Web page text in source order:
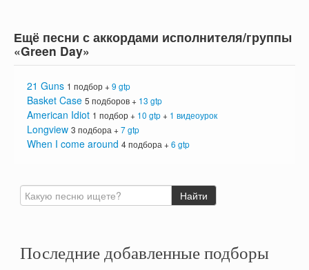
Ещё песни с аккордами исполнителя/группы
«Green Day»
21 Guns 1 подбор + 9 gtp
Basket Case 5 подборов + 13 gtp
American Idiot 1 подбор + 10 gtp+ 1 видеоурок
Longview 3 подбора + 7 gtp
When I come around 4 подбора + 6 gtp
Последние добавленные подборы